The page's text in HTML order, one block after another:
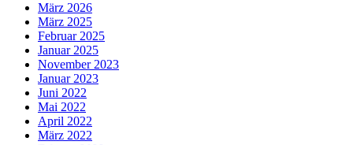
März 2026
März 2025
Februar 2025
Januar 2025
November 2023
Januar 2023
Juni 2022
Mai 2022
April 2022
März 2022